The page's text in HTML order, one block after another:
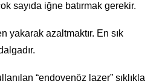
sayıda iğne batırmak gerekir.
yakarak azaltmaktır. En sık
“endovenöz lazer” sıklıkla